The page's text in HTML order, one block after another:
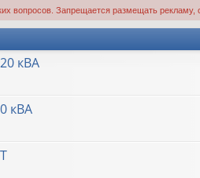
вопросов. Запрещается размещать рекламу,
кВА
кВА